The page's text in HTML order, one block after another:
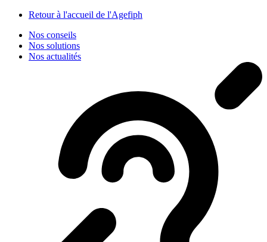
Retour à l'accueil de l'Agefiph
Nos conseils
Nos solutions
Nos actualités